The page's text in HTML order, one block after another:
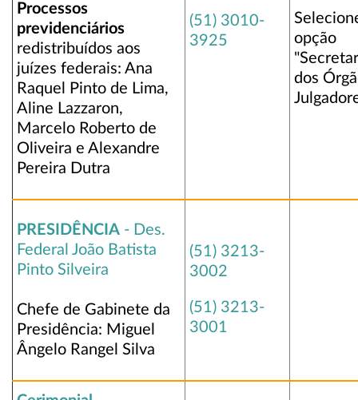
Processos
previdenciários
redistribuídos aos
juízes federais: Ana
Raquel Pinto de Lima,
Aline Lazzaron,
Marcelo Roberto de
Oliveira e Alexandre
Pereira Dutra
(51) 3010-
3925
opção
dos
PRESIDÊNCIA - Des.
Federal João Batista
Pinto Silveira
Chefe de Gabinete da
Presidência: Miguel
Ângelo Rangel Silva
(51) 3213-
3002
(51) 3213-
3001